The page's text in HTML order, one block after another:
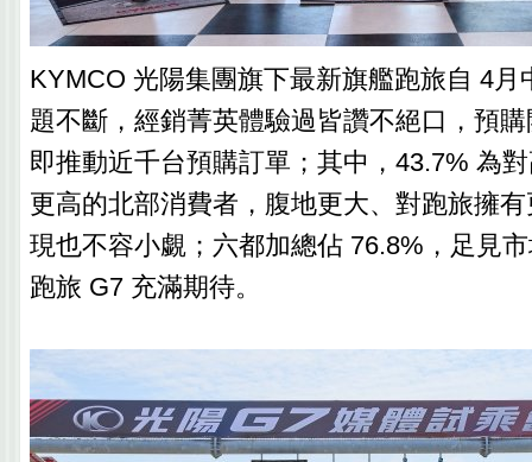
KYMCO 光陽集團旗下最新旗艦跑旅自 4月
題不斷，經銷菁英體驗過皆讚不絕口，預
即推動近千台預購訂單；其中，43.7% 為
更高的北部消費者，腹地更大、對跑旅擁
現也不容小覷；六都加總佔 76.8%，足見
跑旅 G7 充滿期待。